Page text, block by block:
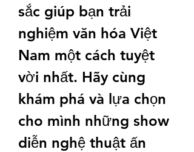
sắc giúp bạn trải
nghiệm văn hóa Việt
Nam một cách tuyệt
vời nhất. Hãy cùng
khám phá và lựa chọn
cho mình những show
diễn nghệ thuật ấn